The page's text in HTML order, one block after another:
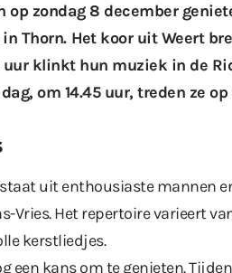
zondag 8 december
Thorn. Het koor uit Weert
klinkt hun muziek in de
om 14.45 uur, treden ze
uit enthousiaste mannen
Vries. Het repertoire varieert
kerstliedjes.
een kans om te genieten.